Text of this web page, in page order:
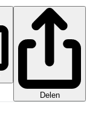
Delen